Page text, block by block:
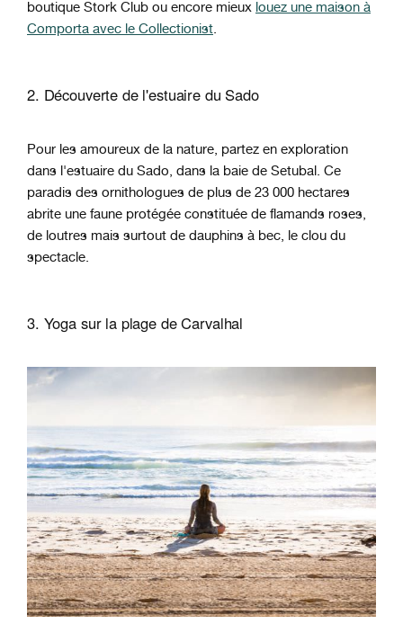
boutique Stork Club ou encore mieux louez une maison à
Comporta avec le Collectionist.
2. Découverte de l'estuaire du Sado
Pour les amoureux de la nature, partez en exploration
dans l'estuaire du Sado, dans la baie de Setubal. Ce
paradis des ornithologues de plus de 23 000 hectares
abrite une faune protégée constituée de flamands roses,
de loutres mais surtout de dauphins à bec, le clou du
spectacle.
3. Yoga sur la plage de Carvalhal